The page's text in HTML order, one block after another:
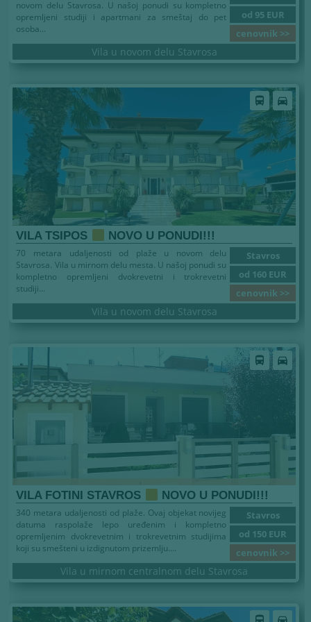
od 95 EUR
cenovnik >>
novom delu Stavrosa. U našoj ponudi su kompletno
opremljeni studiji i apartmani za smeštaj do pet
osoba...
Vila u novom delu Stavrosa
directions_bus directions_car
VILA TSIPOS NOVO U PONUDI!!!
Stavros
od 160 EUR
cenovnik >>
70 metara udaljenosti od plaže u novom delu
Stavrosa. Vila u mirnom delu mesta. U našoj ponudi su
kompletno opremljeni dvokrevetni i trokrevetni
studiji...
Vila u novom delu Stavrosa
directions_bus directions_car
VILA FOTINI STAVROS NOVO U PONUDI!!!
Stavros
od 150 EUR
cenovnik >>
340 metara udaljenosti od plaže. Ovaj objekat novijeg
datuma raspolaže lepo uređenim i kompletno
opremljenim dvokrevetnim i trokrevetnim studijima
koji su smešteni u izdignutom prizemlju....
Vila u mirnom centralnom delu Stavrosa